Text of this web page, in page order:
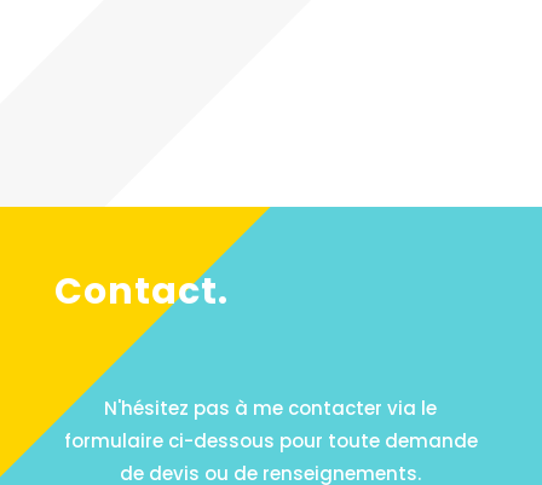
Contact.
N'hésitez pas à me contacter via le
formulaire ci-dessous pour toute demande
de devis ou de renseignements.